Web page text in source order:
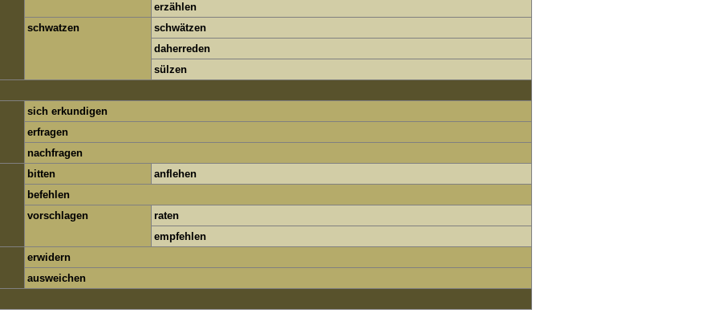
erzählen
schwatzen
schwätzen
daherreden
sülzen
sich erkundigen
erfragen
nachfragen
bitten
anflehen
befehlen
vorschlagen
raten
empfehlen
erwidern
ausweichen